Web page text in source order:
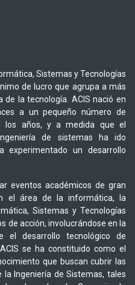
Sistemas y Tecnologías
de lucro que agrupa a más
la tecnología. ACIS nació en
a un pequeño número de
los años, y a medida que el
de sistemas ha ido
experimentado un desarrollo
eventos académicos de gran
el área de la informática, la
Sistemas y Tecnologías
de acción, involucrándose en la
el desarrollo tecnológico de
se ha constituido como el
que buscan cubrir las
Ingeniería de Sistemas, tales